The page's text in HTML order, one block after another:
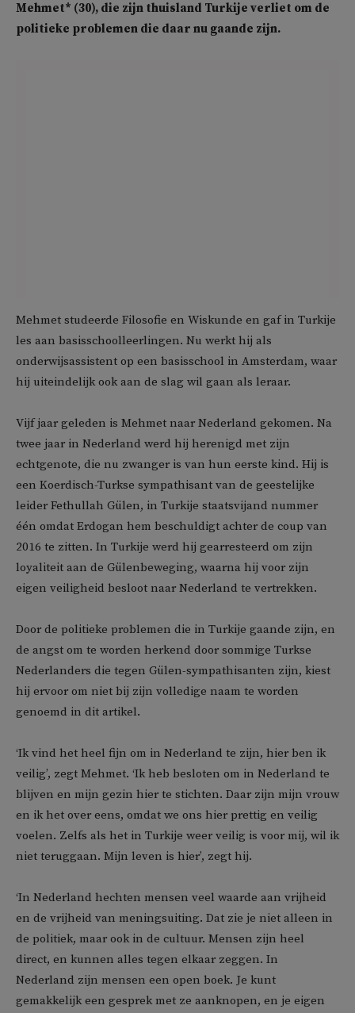
Mehmet* (30), die zijn thuisland Turkije verliet om de
politieke problemen die daar nu gaande zijn.
Mehmet studeerde Filosofie en Wiskunde en gaf in Turkije
les aan basisschoolleerlingen. Nu werkt hij als
onderwijsassistent op een basisschool in Amsterdam, waar
hij uiteindelijk ook aan de slag wil gaan als leraar.
Vijf jaar geleden is Mehmet naar Nederland gekomen. Na
twee jaar in Nederland werd hij herenigd met zijn
echtgenote, die nu zwanger is van hun eerste kind. Hij is
een Koerdisch-Turkse sympathisant van de geestelijke
leider Fethullah Gülen, in Turkije staatsvijand nummer
één omdat Erdogan hem beschuldigt achter de coup van
2016 te zitten. In Turkije werd hij gearresteerd om zijn
loyaliteit aan de Gülenbeweging, waarna hij voor zijn
eigen veiligheid besloot naar Nederland te vertrekken.
Door de politieke problemen die in Turkije gaande zijn, en
de angst om te worden herkend door sommige Turkse
Nederlanders die tegen Gülen-sympathisanten zijn, kiest
hij ervoor om niet bij zijn volledige naam te worden
genoemd in dit artikel.
‘Ik vind het heel fijn om in Nederland te zijn, hier ben ik
veilig’, zegt Mehmet. ‘Ik heb besloten om in Nederland te
blijven en mijn gezin hier te stichten. Daar zijn mijn vrouw
en ik het over eens, omdat we ons hier prettig en veilig
voelen. Zelfs als het in Turkije weer veilig is voor mij, wil ik
niet teruggaan. Mijn leven is hier’, zegt hij.
‘In Nederland hechten mensen veel waarde aan vrijheid
en de vrijheid van meningsuiting. Dat zie je niet alleen in
de politiek, maar ook in de cultuur. Mensen zijn heel
direct, en kunnen alles tegen elkaar zeggen. In
Nederland zijn mensen een open boek. Je kunt
gemakkelijk een gesprek met ze aanknopen, en je eigen